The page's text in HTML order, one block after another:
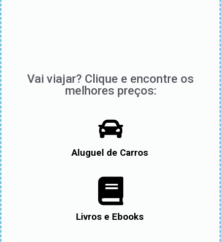
Vai viajar? Clique e encontre os
melhores preços:
Aluguel de Carros
Livros e Ebooks